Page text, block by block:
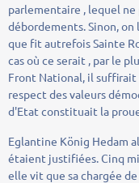
parlementaire , lequel
débordements. Sinon,
que fit autrefois Sainte
cas où ce serait , par le
Front National, il suffirait
respect des valeurs
d'Etat constituait la
Eglantine König Hedam
étaient justifiées. Cinq
elle vit que sa chargée